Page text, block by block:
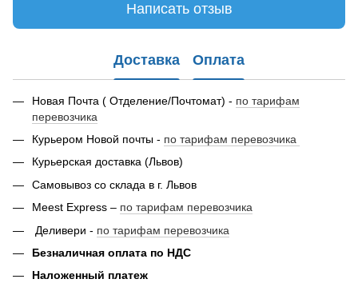
Написать отзыв
Доставка Оплата
Новая Почта ( Отделение/Почтомат) - по тарифам
перевозчика
Курьером Новой почты - по тарифам перевозчика
Курьерская доставка (Львов)
Самовывоз со склада в г. Львов
Meest Express – по тарифам перевозчика
Деливери - по тарифам перевозчика
Безналичная оплата по НДС
Наложенный платеж